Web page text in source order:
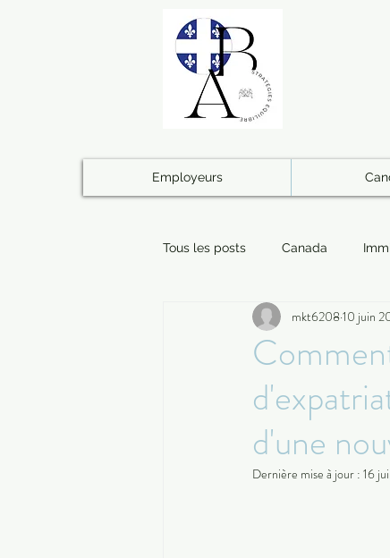
Employeurs
Tous les posts Canada
Logistique Administratif
d'une
mkt620810 juin
Dernière mise à jour : 16